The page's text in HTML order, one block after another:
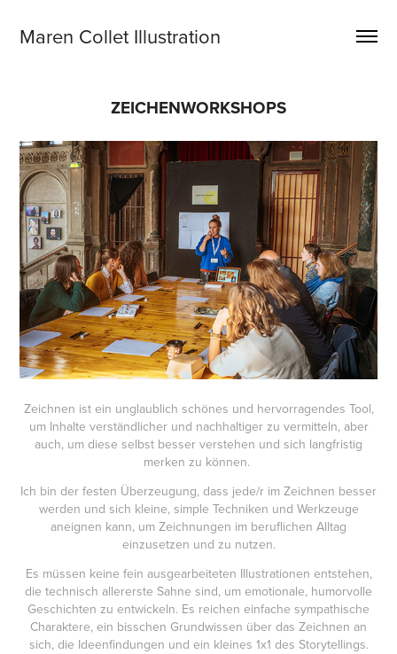
Maren Collet Illustration
ZEICHENWORKSHOPS
Zeichnen ist ein unglaublich schönes und hervorragendes Tool,
um Inhalte verständlicher und nachhaltiger zu vermitteln, aber
auch, um diese selbst besser verstehen und sich langfristig
merken zu können.
Ich bin der festen Überzeugung, dass jede/r im Zeichnen besser
werden und sich kleine, simple Techniken und Werkzeuge
aneignen kann, um Zeichnungen im beruflichen Alltag
einzusetzen und zu nutzen.
Es müssen keine fein ausgearbeiteten Illustrationen entstehen,
die technisch allererste Sahne sind, um emotionale, humorvolle
Geschichten zu entwickeln. Es reichen einfache sympathische
Charaktere, ein bisschen Grundwissen über das Zeichnen an
sich, die Ideenfindungen und ein kleines 1x1 des Storytellings.